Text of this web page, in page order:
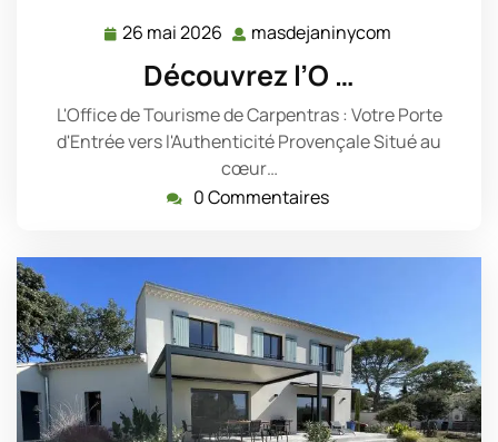
26 mai 2026 26
2026
masdejaninycom
Découvrez l’O …
L'Office de Tourisme de Carpentras : Votre Porte
d'Entrée vers l'Authenticité Provençale Situé au
cœur…
0 Commentaires